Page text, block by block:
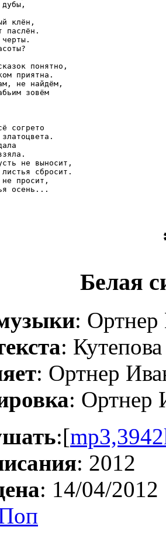
клён,
паслён.
понятно,
приятна.
не найдём,
зовём
согрето
не выносит,
сбросит.
просит,
осень...
Белая
: Ортнер
:
: Ортнер
: Ортнер
:[
: 2012
: 14/04/2012